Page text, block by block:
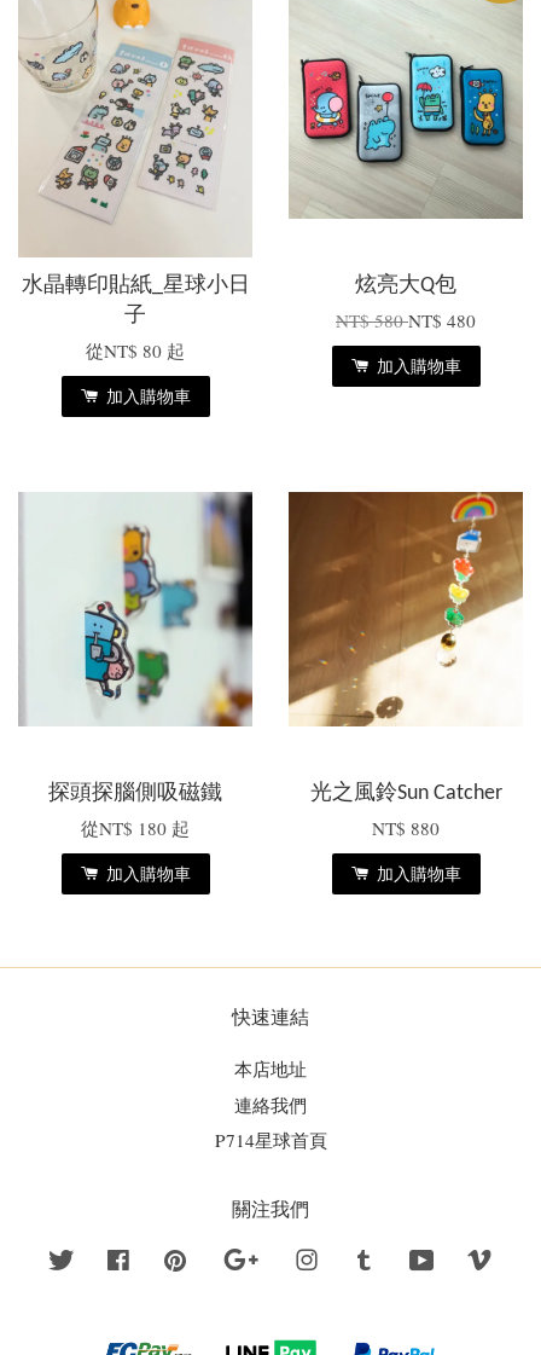
水晶轉印貼紙_星球小日
子
從NT$ 80 起
加入購物車
炫亮大Q包
NT$ 580NT$ 480
加入購物車
探頭探腦側吸磁鐵
從NT$ 180 起
加入購物車
光之風鈴Sun Catcher
NT$ 880
加入購物車
快速連結
本店地址
連絡我們
P714星球首頁
關注我們
Twitter Facebook Pinterest Google Instagram Tumblr YouTube